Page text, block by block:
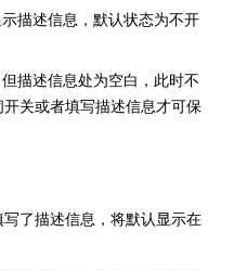
描述信息，默认状态为不开
描述信息处为空白，此时不
关或者填写描述信息才可保
了描述信息，将默认显示在